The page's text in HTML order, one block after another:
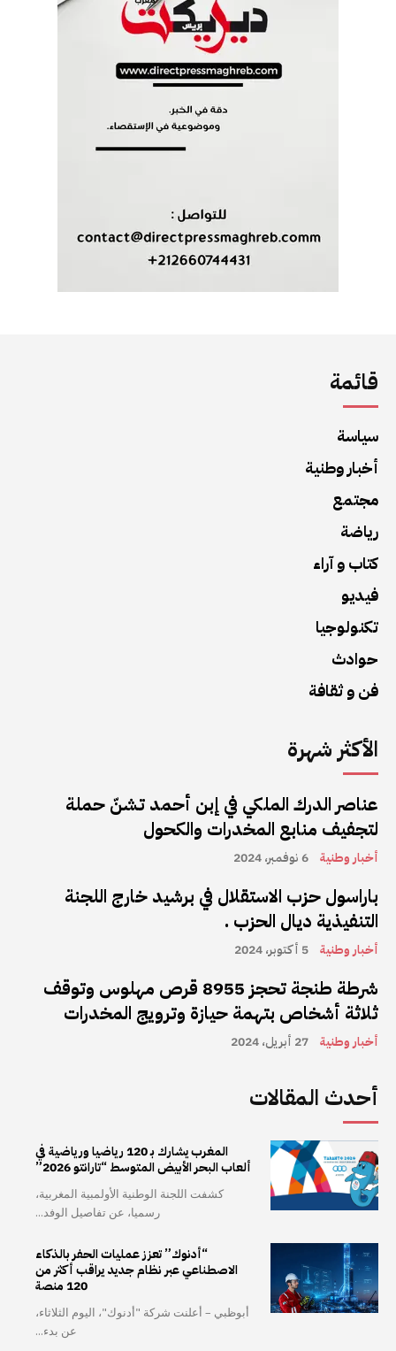
قائمة
سياسة
أخبار وطنية
مجتمع
رياضة
كتاب و آراء
فيديو
تكنولوجيا
حوادث
فن و ثقافة
الأكثر شهرة
عناصر الدرك الملكي في إبن أحمد تشنّ حملة
لتجفيف منابع المخدرات والكحول
أخبار وطنية 6 نوفمبر، 2024
باراسول حزب الاستقلال في برشيد خارج اللجنة
التنفيذية ديال الحزب .
أخبار وطنية 5 أكتوبر، 2024
شرطة طنجة تحجز 8955 قرص مهلوس وتوقف
ثلاثة أشخاص بتهمة حيازة وترويج المخدرات
أخبار وطنية 27 أبريل، 2024
أحدث المقالات
المغرب يشارك بـ 120 رياضيا ورياضية في
ألعاب البحر الأبيض المتوسط “تارانتو 2026”
كشفت اللجنة الوطنية الأولمبية المغربية،
رسميا، عن تفاصيل الوفد...
“أدنوك” تعزز عمليات الحفر بالذكاء
الاصطناعي عبر نظام جديد يراقب أكثر من
120 منصة
أبوظبي – أعلنت شركة "أدنوك"، اليوم الثلاثاء،
عن بدء...